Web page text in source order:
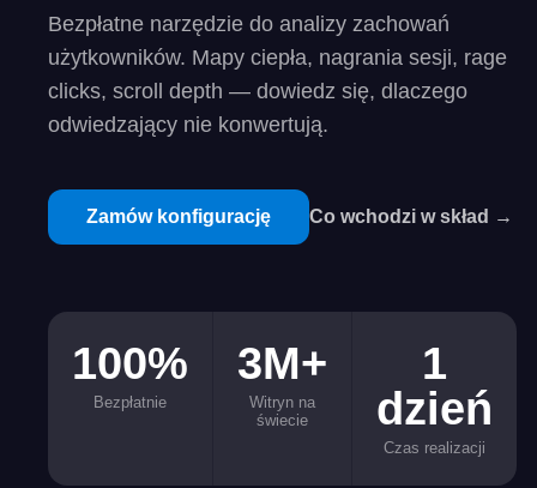
Bezpłatne narzędzie do analizy zachowań
użytkowników. Mapy ciepła, nagrania sesji, rage
clicks, scroll depth — dowiedz się, dlaczego
odwiedzający nie konwertują.
Zamów konfigurację Co wchodzi w skład →
100%
Bezpłatnie
3M+
Witryn na
świecie
1
dzień
Czas realizacji